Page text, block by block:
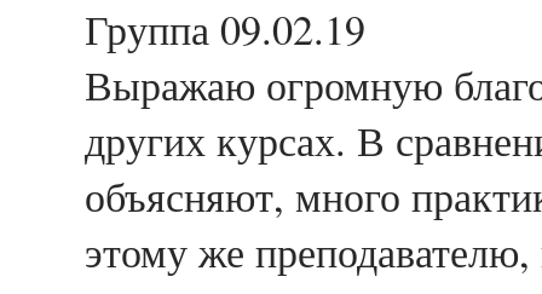
Группа 09.02.19
Выражаю огромную
других курсах. В
объясняют, много
этому же